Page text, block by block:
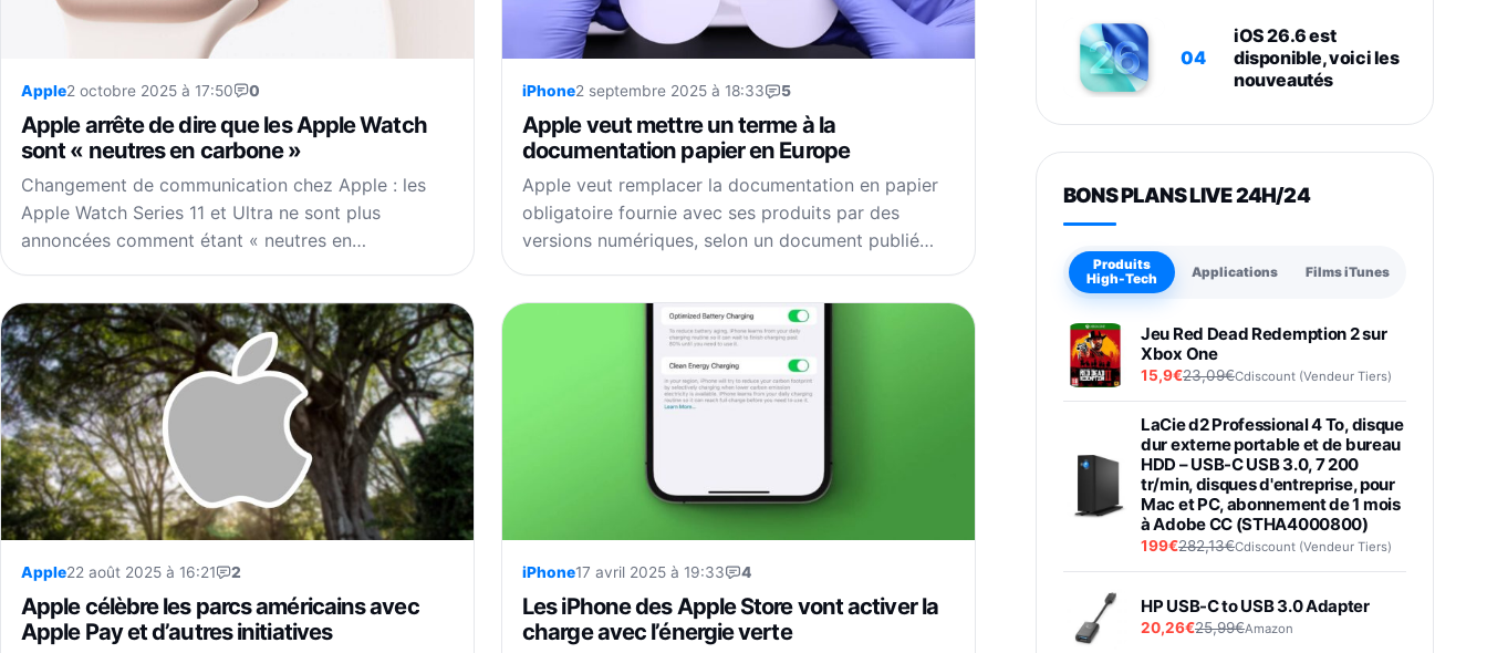
Apple2 octobre 2025 à 17:50 0
Apple arrête de dire que les Apple Watch
sont « neutres en carbone »
Changement de communication chez Apple : les
Apple Watch Series 11 et Ultra ne sont plus
annoncées comment étant « neutres en…
iPhone2 septembre 2025 à 18:33 5
Apple veut mettre un terme à la
documentation papier en Europe
Apple veut remplacer la documentation en papier
obligatoire fournie avec ses produits par des
versions numériques, selon un document publié…
Apple22 août 2025 à 16:21 2
Apple célèbre les parcs américains avec
Apple Pay et d’autres initiatives
iPhone17 avril 2025 à 19:33 4
Les iPhone des Apple Store vont activer la
charge avec l’énergie verte
04
iOS 26.6 est
disponible, voici les
nouveautés
BONS PLANS LIVE 24H/24
Produits
High-Tech
Applications Films iTunes
Jeu Red Dead Redemption 2 sur
Xbox One
15,9€23,09€Cdiscount (Vendeur Tiers)
LaCie d2 Professional 4 To, disque
dur externe portable et de bureau
HDD – USB-C USB 3.0, 7 200
tr/min, disques d'entreprise, pour
Mac et PC, abonnement de 1 mois
à Adobe CC (STHA4000800)
199€282,13€Cdiscount (Vendeur Tiers)
HP USB-C to USB 3.0 Adapter
20,26€25,99€Amazon